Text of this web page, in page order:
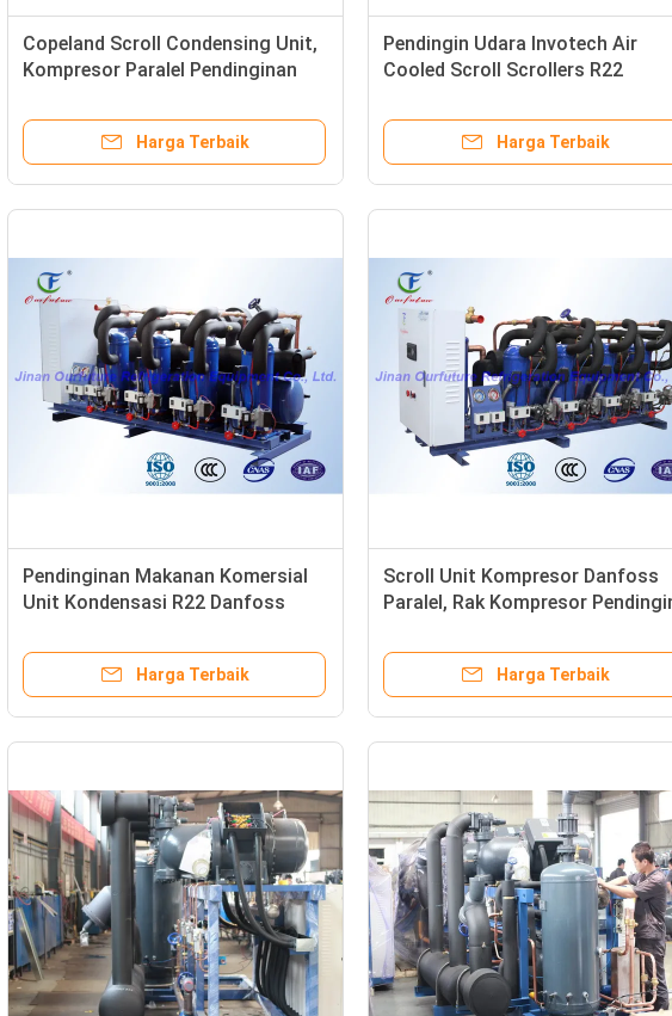
Copeland Scroll Condensing Unit,
Kompresor Paralel Pendinginan
Harga Terbaik
Pendingin Udara Invotech Air
Cooled Scroll Scrollers R22
Harga Terbaik
Pendinginan Makanan Komersial
Unit Kondensasi R22 Danfoss
Harga Terbaik
Scroll Unit Kompresor Danfoss
Paralel, Rak Kompresor
Harga Terbaik